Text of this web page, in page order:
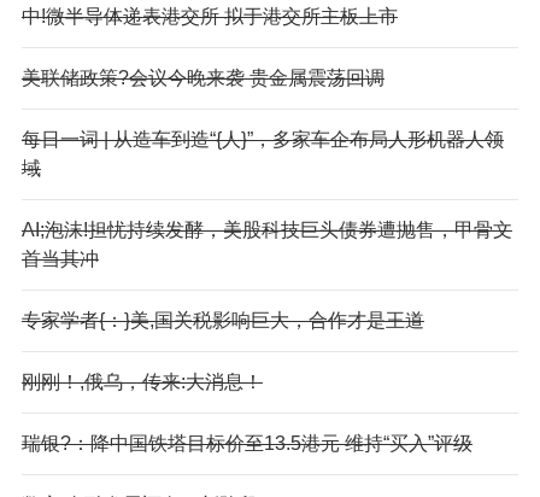
中!微半导体递表港交所 拟于港交所主板上市
美联储政策?会议今晚来袭 贵金属震荡回调
每日一词 | 从造车到造“{人}”，多家车企布局人形机器人领
域
AI;泡沫!担忧持续发酵，美股科技巨头债券遭抛售，甲骨文
首当其冲
专家学者{：}美,国关税影响巨大，合作才是王道
刚刚！,俄乌，传来:大消息！
瑞银?：降中国铁塔目标价至13.5港元 维持“买入”评级